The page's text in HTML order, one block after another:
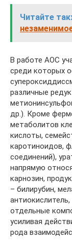
Читайте
В работе АОС
среди которых
различные
др.). Кроме
метаболитов
кислоты,
каротиноидов,
соединений),
напрямую
карнозин,
– билирубин,
отдельные
усиливая
рода